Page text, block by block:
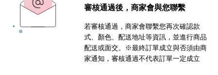
審核通過後，商家會與您聯繫
若審核通過，商家會聯繫您再次確認款
式、顏色、配送地址等資訊，並進行商品
配送或面交。※最終訂單成立與否須由商
家通知，審核通過不代表訂單一定成立